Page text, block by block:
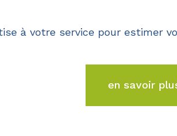
à votre service pour estimer
en savoir